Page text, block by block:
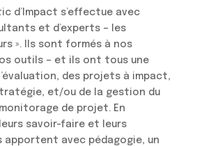
d’Impact s’effectue avec
et d’experts – les
». Ils sont formés à nos
outils – et ils ont tous une
des projets à impact,
et/ou de la gestion du
de projet. En
leurs savoir-faire et leurs
apportent avec pédagogie, un